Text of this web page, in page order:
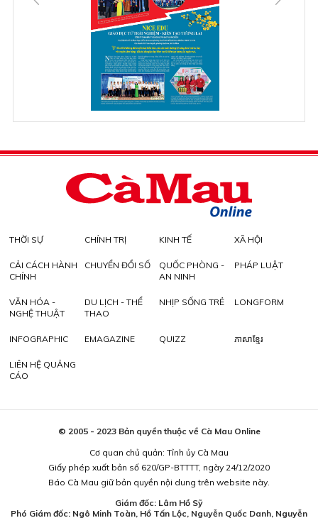
THỜI SỰ CHÍNH TRỊ KINH TẾ XÃ HỘI
CẢI CÁCH HÀNH
CHÍNH
CHUYỂN ĐỔI SỐ
QUỐC PHÒNG -
AN NINH
PHÁP LUẬT
VĂN HÓA -
NGHỆ THUẬT
DU LỊCH - THỂ
THAO
NHỊP SỐNG TRẺ LONGFORM
INFOGRAPHIC EMAGAZINE QUIZZ ភាសាខ្មែរ
LIÊN HỆ QUẢNG
CÁO
© 2005 - 2023 Bản quyền thuộc về Cà Mau Online
Cơ quan chủ quản: Tỉnh ủy Cà Mau
Giấy phép xuất bản số 620/GP-BTTTT, ngày 24/12/2020
Báo Cà Mau giữ bản quyền nội dung trên website này.
Giám đốc: Lâm Hồ Sỹ
Phó Giám đốc: Ngô Minh Toàn, Hồ Tấn Lộc, Nguyễn Quốc Danh, Nguyễn